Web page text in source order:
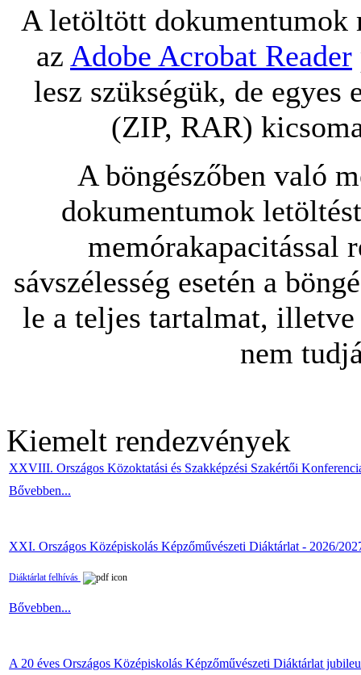
A letöltött dokumentumok
az Adobe Acrobat Reader
lesz szükségük, de
(ZIP, RAR)
A böngészőben való
dokumentumok
memórakapacitással
sávszélesség esetén a
le a teljes tartalmat,
nem
Kiemelt rendezvények
XXVIII. Országos Közoktatási és Szakképzési Szakértői
Bővebben...
XXI. Országos Középiskolás Képzőművészeti Diáktárlat - 2026/
Diáktárlat felhívás
Bővebben...
A 20 éves Országos Középiskolás Képzőművészeti Diáktárlat